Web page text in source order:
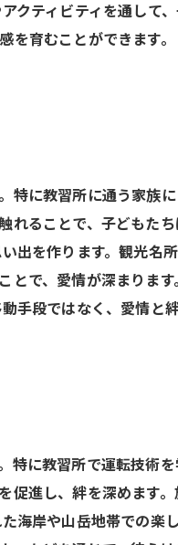
クティビティを通して
育むことができます
に教習所に通う家族
ることで、子どもた
出を作ります。観光
で、愛情が深まりま
手段ではなく、愛情と
に教習所で運転技術
進し、絆を深めます
海岸や山岳地帯での楽